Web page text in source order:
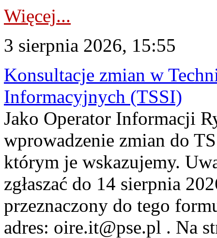
Więcej...
3 sierpnia 2026, 15:55
Konsultacje zmian w
Informacyjnych (TSSI)
Jako Operator Informacji
wprowadzenie zmian do
którym je wskazujemy.
zgłaszać do 14 sierpnia
przeznaczony do tego
adres: oire.it@pse.pl . Na